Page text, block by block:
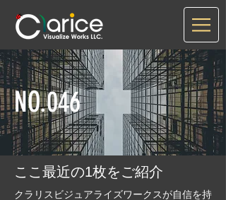
NO.046
ここ最近の1枚をご紹介
クラリスビジュアライズワークスが自信を持